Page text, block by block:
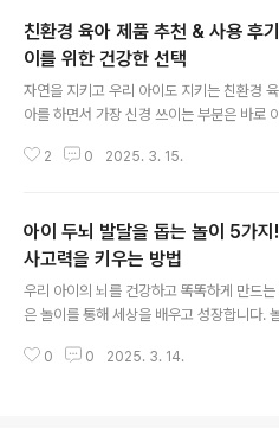
친환경 육아 제품 추천 & 사용 후
이를 위한 건강한 선택
자연을 지키고 우리 아이도 지키는 친환경
아를 하면서 가장 신경 쓰이는 부분은 바로
자연을 보호하면서도 아이에게 무해한 제품
직접 사용해 보고 만족했던 친환경 육아 제
개해 드릴게요. 사용 후기와 함께 추천드리니
보세요! 😊친환경 육아란?환경을 생각하며
는 제품을 사용하는 육아 방식왜 중요할까
을 지키고 지속 가능한 환경을 만들기 위해
육아 제품을 선택하는 것은 단순히 유행이 아
2 0 2025. 3. 15.
아이 두뇌 발달을 돕는 놀이 5가지
사고력을 키우는 방법
우리 아이의 뇌를 건강하고 똑똑하게 만드
은 놀이를 통해 세상을 배우고 성장합니다.
이루어집니다. 하지만 어떤 놀이가 아이의 뇌
0 0 2025. 3. 14.